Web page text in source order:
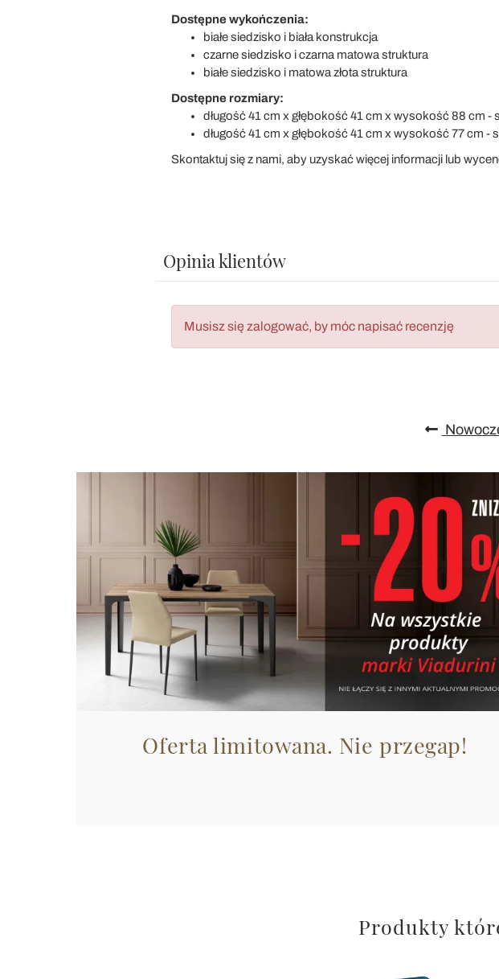
Dostępne wykończenia:
białe siedzisko i biała konstrukcja
czarne siedzisko i czarna matowa struktura
białe siedzisko i matowa złota struktura
Dostępne rozmiary:
długość 41 cm x głębokość 41 cm x wysokość 88 cm
długość 41 cm x głębokość 41 cm x wysokość 77 cm
Skontaktuj się z nami, aby uzyskać więcej informacji lub
Opinia klientów
Musisz się zalogować, by móc napisać recenzję
Oferta limitowana. Nie przegap!
Produkty